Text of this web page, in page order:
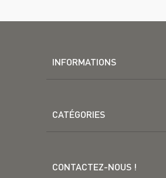
INFORMATIONS
CATÉGORIES
CONTACTEZ-NOUS !